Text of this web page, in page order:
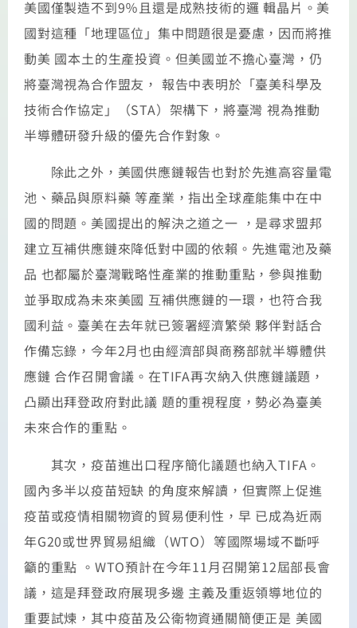
美國僅製造不到9％且還是成熟技術的邏 輯晶片。美
國對這種「地理區位」集中問題很是憂慮，因而將推
動美 國本土的生產投資。但美國並不擔心臺灣，仍
將臺灣視為合作盟友， 報告中表明於「臺美科學及
技術合作協定」（STA）架構下，將臺灣 視為推動
半導體研發升級的優先合作對象。
除此之外，美國供應鏈報告也對於先進高容量電
池、藥品與原料藥 等產業，指出全球產能集中在中
國的問題。美國提出的解決之道之一 ，是尋求盟邦
建立互補供應鏈來降低對中國的依賴。先進電池及藥
品 也都屬於臺灣戰略性產業的推動重點，參與推動
並爭取成為未來美國 互補供應鏈的一環，也符合我
國利益。臺美在去年就已簽署經濟繁榮 夥伴對話合
作備忘錄，今年2月也由經濟部與商務部就半導體供
應鏈 合作召開會議。在TIFA再次納入供應鏈議題，
凸顯出拜登政府對此議 題的重視程度，勢必為臺美
未來合作的重點。
其次，疫苗進出口程序簡化議題也納入TIFA。
國內多半以疫苗短缺 的角度來解讀，但實際上促進
疫苗或疫情相關物資的貿易便利性，早 已成為近兩
年G20或世界貿易組織（WTO）等國際場域不斷呼
籲的重點 。WTO預計在今年11月召開第12屆部長會
議，這是拜登政府展現多邊 主義及重返領導地位的
重要試煉，其中疫苗及公衛物資通關簡便正是 美國